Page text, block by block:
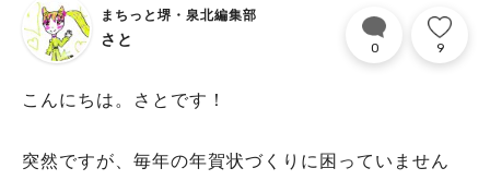
まちっと堺・泉北編集部
さと 0 9
こんにちは。さとです！
突然ですが、毎年の年賀状づくりに困っていません